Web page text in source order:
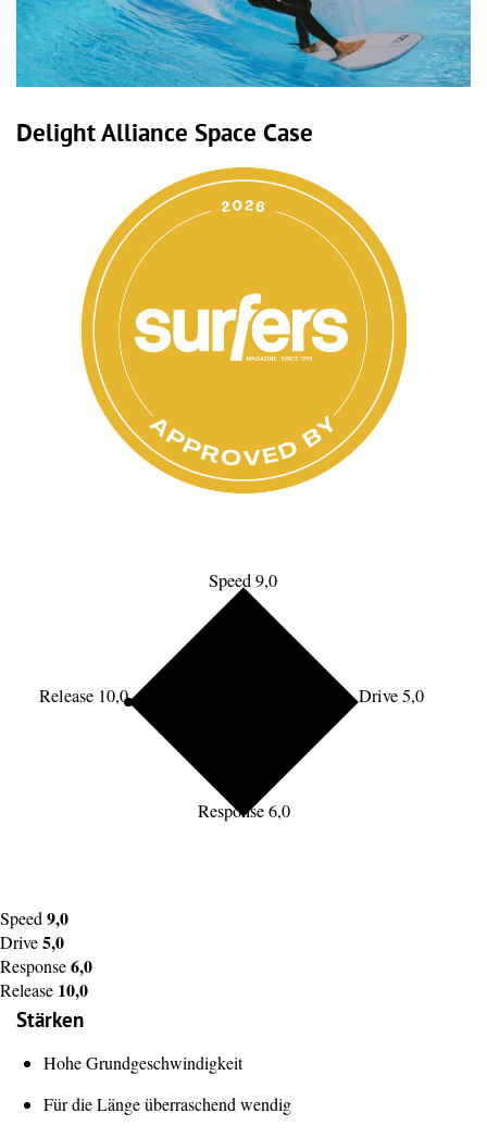
Delight Alliance Space Case
Speed 9,0
Drive 5,0
Response 6,0
Release 10,0
Speed 9,0
Drive5,0
Response6,0
Release 10,0
Stärken
Hohe Grundgeschwindigkeit
Für die Länge überraschend wendig